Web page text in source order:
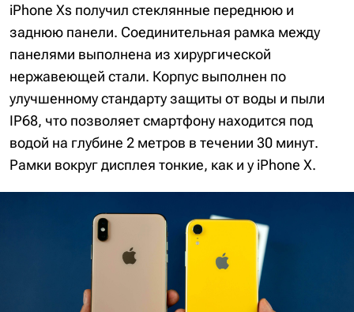
iPhone Xs получил стеклянные переднюю и
заднюю панели. Соединительная рамка между
панелями выполнена из хирургической
нержавеющей стали. Корпус выполнен по
улучшенному стандарту защиты от воды и пыли
IP68, что позволяет смартфону находится под
водой на глубине 2 метров в течении 30 минут.
Рамки вокруг дисплея тонкие, как и у iPhone X.